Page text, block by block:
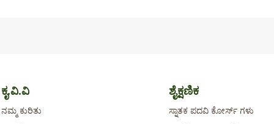
ಕೃ.ವಿ.ವಿ
ನಮ್ಮ ಕುರಿತು
ಶೈಕ್ಷಣಿಕ
ಸ್ನಾತಕ ಪದವಿ ಕೋರ್ಸ್ ಗಳು